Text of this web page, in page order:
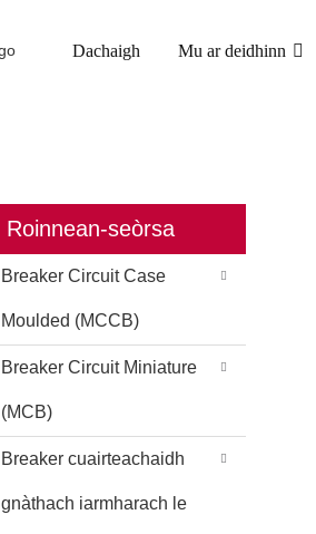
Dachaigh Mu ar deidhinn
Roinnean-seòrsa
Breaker Circuit Case
Moulded (MCCB)
Breaker Circuit Miniature
(MCB)
Breaker cuairteachaidh
gnàthach iarmharach le